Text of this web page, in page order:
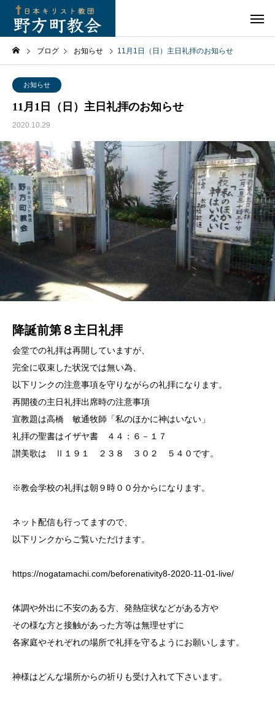
ブログ お知らせ 11月1日（日）主日礼拝のお知らせ
お知らせ
11月1日（日）主日礼拝のお知らせ
2020.10.29
降誕前第８主日礼拝
会堂での礼拝は再開していますが、
完全に収束した状況では無い為、
以下リンクの注意事項を守りながらの礼拝になります。
再開後の主日礼拝出席時の注意事項
宣教題は高橋 敏通牧師「私のほかに神はいない」
礼拝の聖書はイザヤ書 ４４：６－１７
讃美歌は Ⅱ１９１ ２３８ ３０２ ５４０です。
※教会学校の礼拝は朝９時００分からになります。
ネット配信も行ってますので、
以下リンクからご覧いただけます。
https://nogatamachi.com/beforenativity8-2020-11-01-live/
体調や外出に不安のある方、発熱症状などがある方や
その様な方と接触があった方等は無理せずに
各家庭やそれぞれの場所で礼拝を守るようにお願いします。
神様はどんな場所からの祈りも受け入れて下さいます。